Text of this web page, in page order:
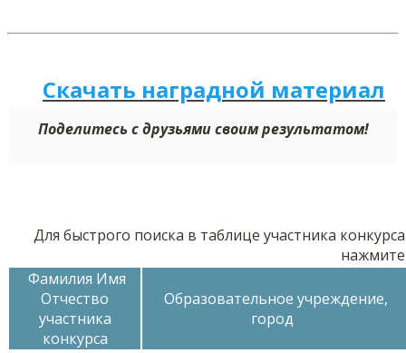
Скачать наградной материал
Поделитесь с друзьями своим результатом!
Для быстрого поиска в таблице участника конкурса
нажмите
Фамилия Имя
Отчество
участника
конкурса
Образовательное учреждение,
город